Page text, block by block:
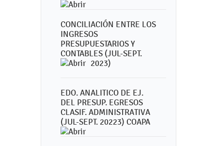
CONCILIACIÓN ENTRE LOS
INGRESOS
PRESUPUESTARIOS Y
CONTABLES (JUL-SEPT.
2023)
EDO. ANALITICO DE EJ.
DEL PRESUP. EGRESOS
CLASIF. ADMINISTRATIVA
(JUL-SEPT. 20223) COAPA